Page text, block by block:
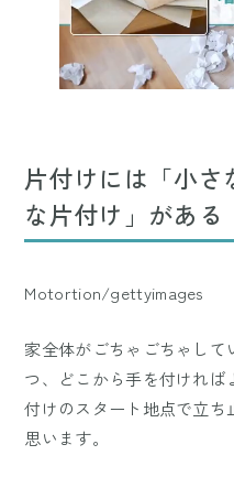
片付けには「小さ
な片付け」がある
Motortion/gettyimages
家全体がごちゃごちゃし
つ、どこから手を付けれ
付けのスタート地点で立ち
思います。